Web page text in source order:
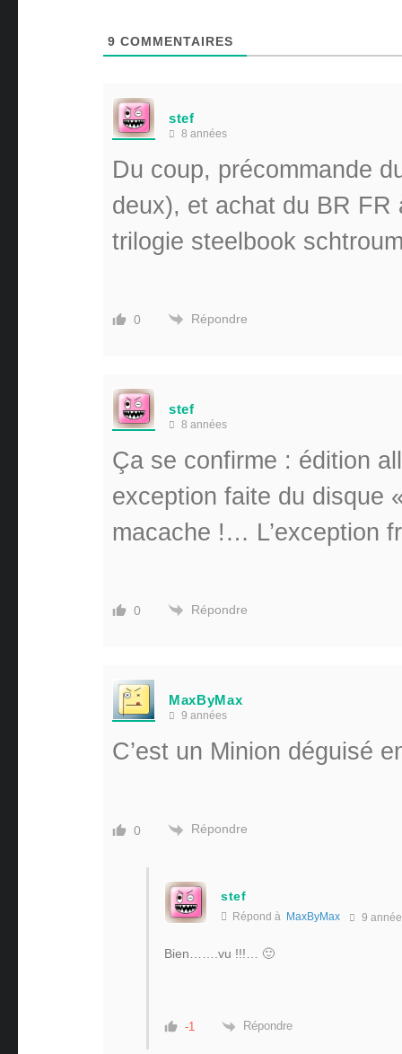
9 COMMENTAIRES
stef
8 années
Du coup, précommande
deux), et achat du BR
trilogie steelbook
0 Répondre
stef
8 années
Ça se confirme : édition
exception faite du disque
macache !… L’exception
0 Répondre
MaxByMax
9 années
C’est un Minion déguisé
0 Répondre
stef
Répond à MaxByMax 9
Bien…….vu !!!… 🙂
-1 Répondre